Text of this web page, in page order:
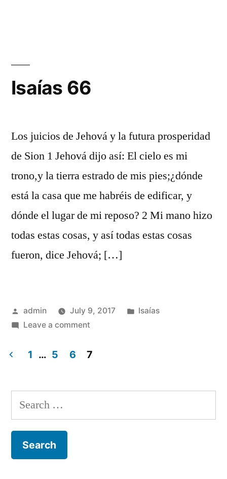
Isaías 66
Los juicios de Jehová y la futura prosperidad
de Sion 1 Jehová dijo así: El cielo es mi
trono,y la tierra estrado de mis pies;¿dónde
está la casa que me habréis de edificar, y
dónde el lugar de mi reposo? 2 Mi mano hizo
todas estas cosas, y así todas estas cosas
fueron, dice Jehová; […]
Posted
by
admin July 9, 2017
Posted
Isaías
Leave a commenton
66
navigation
1 … 5 6 7
Search
for: